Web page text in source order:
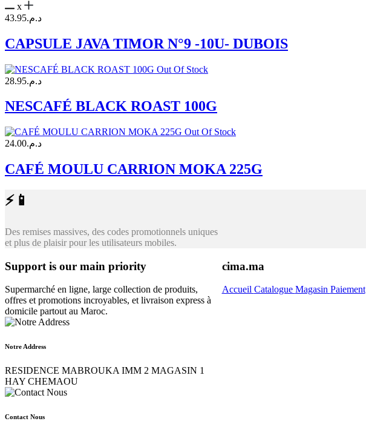
x
د.م.43.95
CAPSULE JAVA TIMOR N°9 -10U- DUBOIS
Out Of Stock
د.م.28.95
NESCAFÉ BLACK ROAST 100G
Out Of Stock
د.م.24.00
CAFÉ MOULU CARRION MOKA 225G
⚡📱
Des remises massives, des codes promotionnels uniques
et plus de plaisir pour les utilisateurs mobiles.
Support is our main priority
Supermarché en ligne, large collection de produits,
offres et promotions incroyables, et livraison express à
domicile partout au Maroc.
Notre Address
RESIDENCE MABROUKA IMM 2 MAGASIN 1
HAY CHEMAOU
Contact Nous
cima.ma
Accueil Catalogue Magasin Paiement